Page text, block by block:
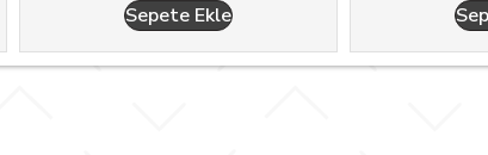
Sepete Ekle